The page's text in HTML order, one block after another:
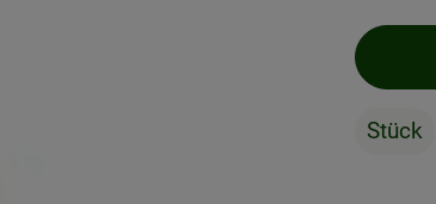
Stück